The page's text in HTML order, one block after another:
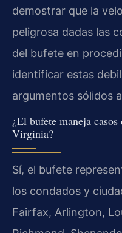
demostrar que la
peligrosa dadas las
del bufete en
identificar estas
argumentos sólidos
¿El bufete maneja
Virginia?
Sí, el bufete
los condados y
Fairfax, Arlington,